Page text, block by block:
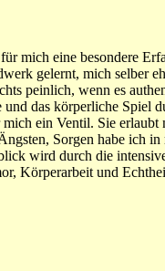
mich eine besondere
gelernt, mich selber
peinlich, wenn es
das körperliche Spiel
ein Ventil. Sie erlaubt
Sorgen habe ich
wird durch die
Körperarbeit und